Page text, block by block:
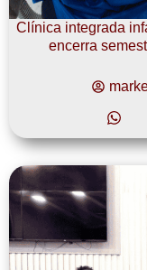
Clínica integrada
encerra